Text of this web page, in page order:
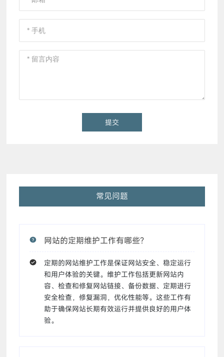
提交
常见问题
网站的定期维护工作有哪些？
定期的网站维护工作是保证网站安全、稳定运行
和用户体验的关键。维护工作包括更新网站内
容、检查和修复网站链接、备份数据、定期进行
安全检查，修复漏洞，优化性能等。这些工作有
助于确保网站长期有效运行并提供良好的用户体
验。